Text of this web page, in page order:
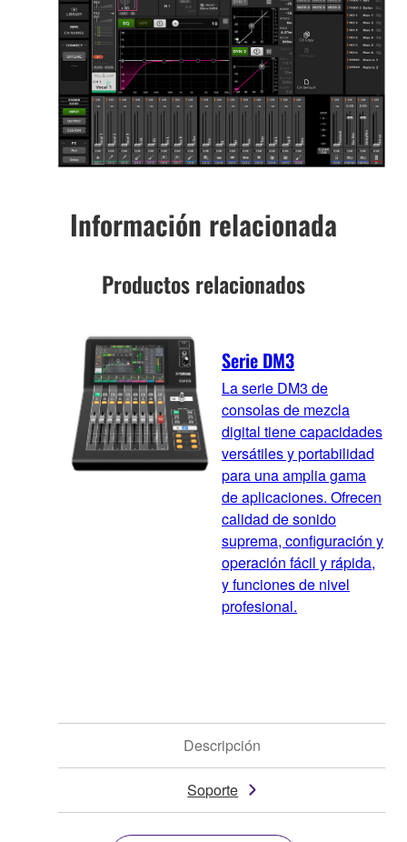
Información relacionada
Productos relacionados
Serie DM3
La serie DM3 de
consolas de mezcla
digital tiene capacidades
versátiles y portabilidad
para una amplia gama
de aplicaciones. Ofrecen
calidad de sonido
suprema, configuración y
operación fácil y rápida,
y funciones de nivel
profesional.
Descripción
Soporte